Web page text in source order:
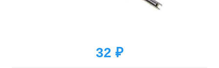
32 ₽